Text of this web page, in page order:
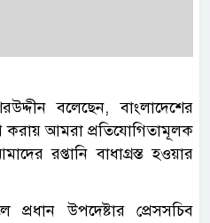
বলেছেন, বাংলাদেশের
আমরা প্রতিযোগিতামূলক
রপ্তানি বাধাগ্রস্ত হওয়ার
উপদেষ্টার প্রেসসচিব